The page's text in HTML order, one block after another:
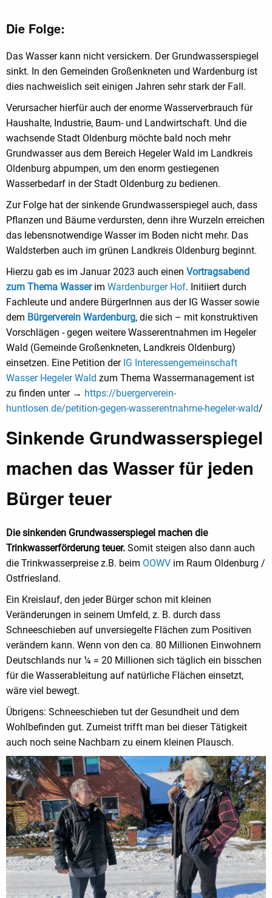
Die Folge:
Das Wasser kann nicht versickern. Der Grundwasserspiegel
sinkt. In den Gemeinden Großenkneten und Wardenburg ist
dies nachweislich seit einigen Jahren sehr stark der Fall.
Verursacher hierfür auch der enorme Wasserverbrauch für
Haushalte, Industrie, Baum- und Landwirtschaft. Und die
wachsende Stadt Oldenburg möchte bald noch mehr
Grundwasser aus dem Bereich Hegeler Wald im Landkreis
Oldenburg abpumpen, um den enorm gestiegenen
Wasserbedarf in der Stadt Oldenburg zu bedienen.
Zur Folge hat der sinkende Grundwasserspiegel auch, dass
Pflanzen und Bäume verdursten, denn ihre Wurzeln erreichen
das lebensnotwendige Wasser im Boden nicht mehr. Das
Waldsterben auch im grünen Landkreis Oldenburg beginnt.
Hierzu gab es im Januar 2023 auch einen Vortragsabend
zum Thema Wasserim Wardenburger Hof. Initiiert durch
Fachleute und andere BürgerInnen aus der IG Wasser sowie
dem Bürgerverein Wardenburg, die sich – mit konstruktiven
Vorschlägen - gegen weitere Wasserentnahmen im Hegeler
Wald (Gemeinde Großenkneten, Landkreis Oldenburg)
einsetzen. Eine Petition der IG Interessengemeinschaft
Wasser Hegeler Wald zum Thema Wassermanagement ist
zu finden unter → https://buergerverein-
huntlosen.de/petition-gegen-wasserentnahme-hegeler-wald/
Sinkende Grundwasserspiegel
machen das Wasser für jeden
Bürger teuer
Die sinkenden Grundwasserspiegel machen die
Trinkwasserförderung teuer. Somit steigen also dann auch
die Trinkwasserpreise z.B. beim OOWV im Raum Oldenburg /
Ostfriesland.
Ein Kreislauf, den jeder Bürger schon mit kleinen
Veränderungen in seinem Umfeld, z. B. durch dass
Schneeschieben auf unversiegelte Flächen zum Positiven
verändern kann. Wenn von den ca. 80 Millionen Einwohnern
Deutschlands nur ¼ = 20 Millionen sich täglich ein bisschen
für die Wasserableitung auf natürliche Flächen einsetzt,
wäre viel bewegt.
Übrigens: Schneeschieben tut der Gesundheit und dem
Wohlbefinden gut. Zumeist trifft man bei dieser Tätigkeit
auch noch seine Nachbarn zu einem kleinen Plausch.